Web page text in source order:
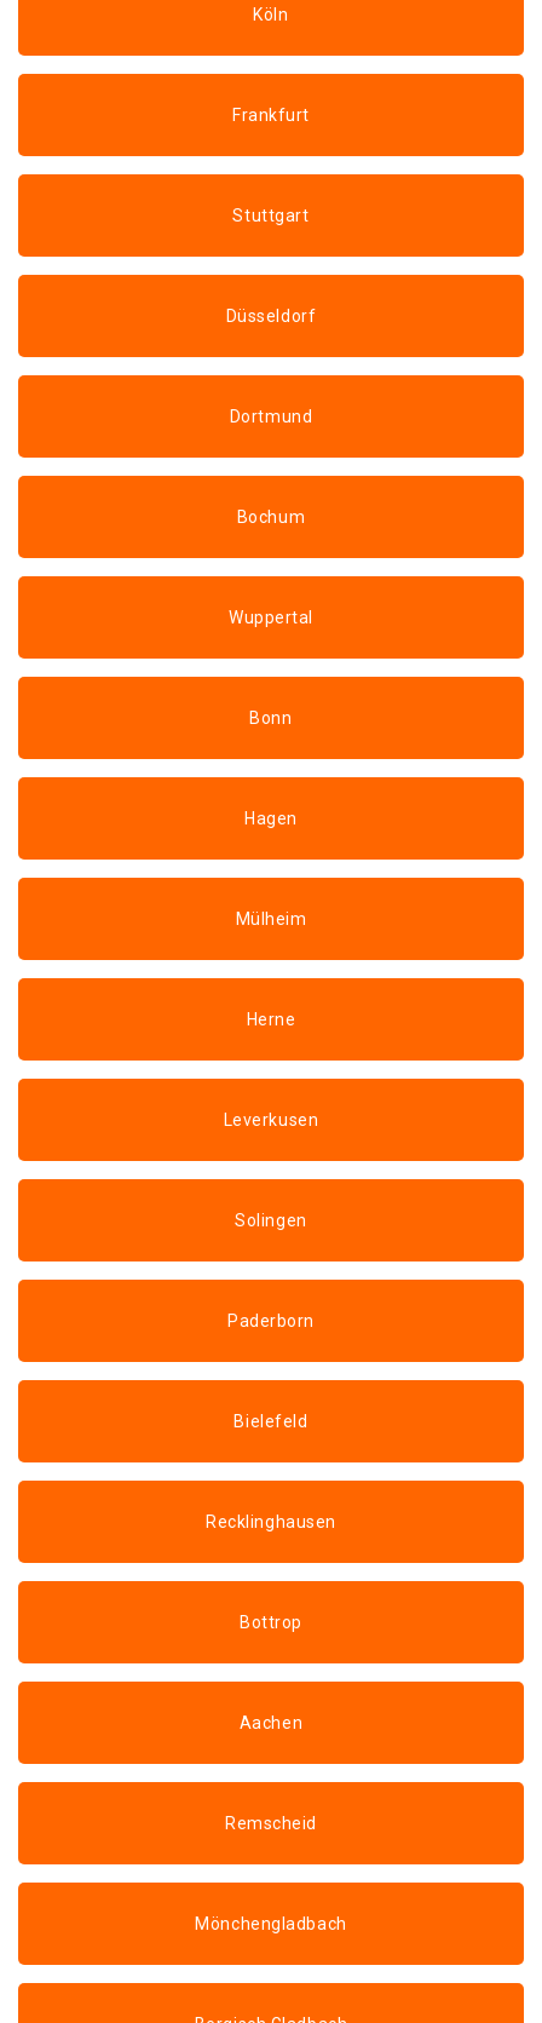
Köln
Frankfurt
Stuttgart
Düsseldorf
Dortmund
Bochum
Wuppertal
Bonn
Hagen
Mülheim
Herne
Leverkusen
Solingen
Paderborn
Bielefeld
Recklinghausen
Bottrop
Aachen
Remscheid
Mönchengladbach